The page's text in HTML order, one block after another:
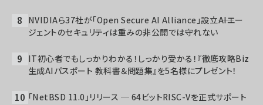
NVIDIAら37社が「Open Secure AI Alliance」設立――AIエー
ジェントのセキュリティは重みの非公開では守れない
IT初心者でもしっかりわかる！しっかり受かる！『徹底攻略Biz
生成AIパスポート 教科書＆問題集』を5名様にプレゼント！
「NetBSD 11.0」リリース ─ 64ビットRISC-Vを正式サポート